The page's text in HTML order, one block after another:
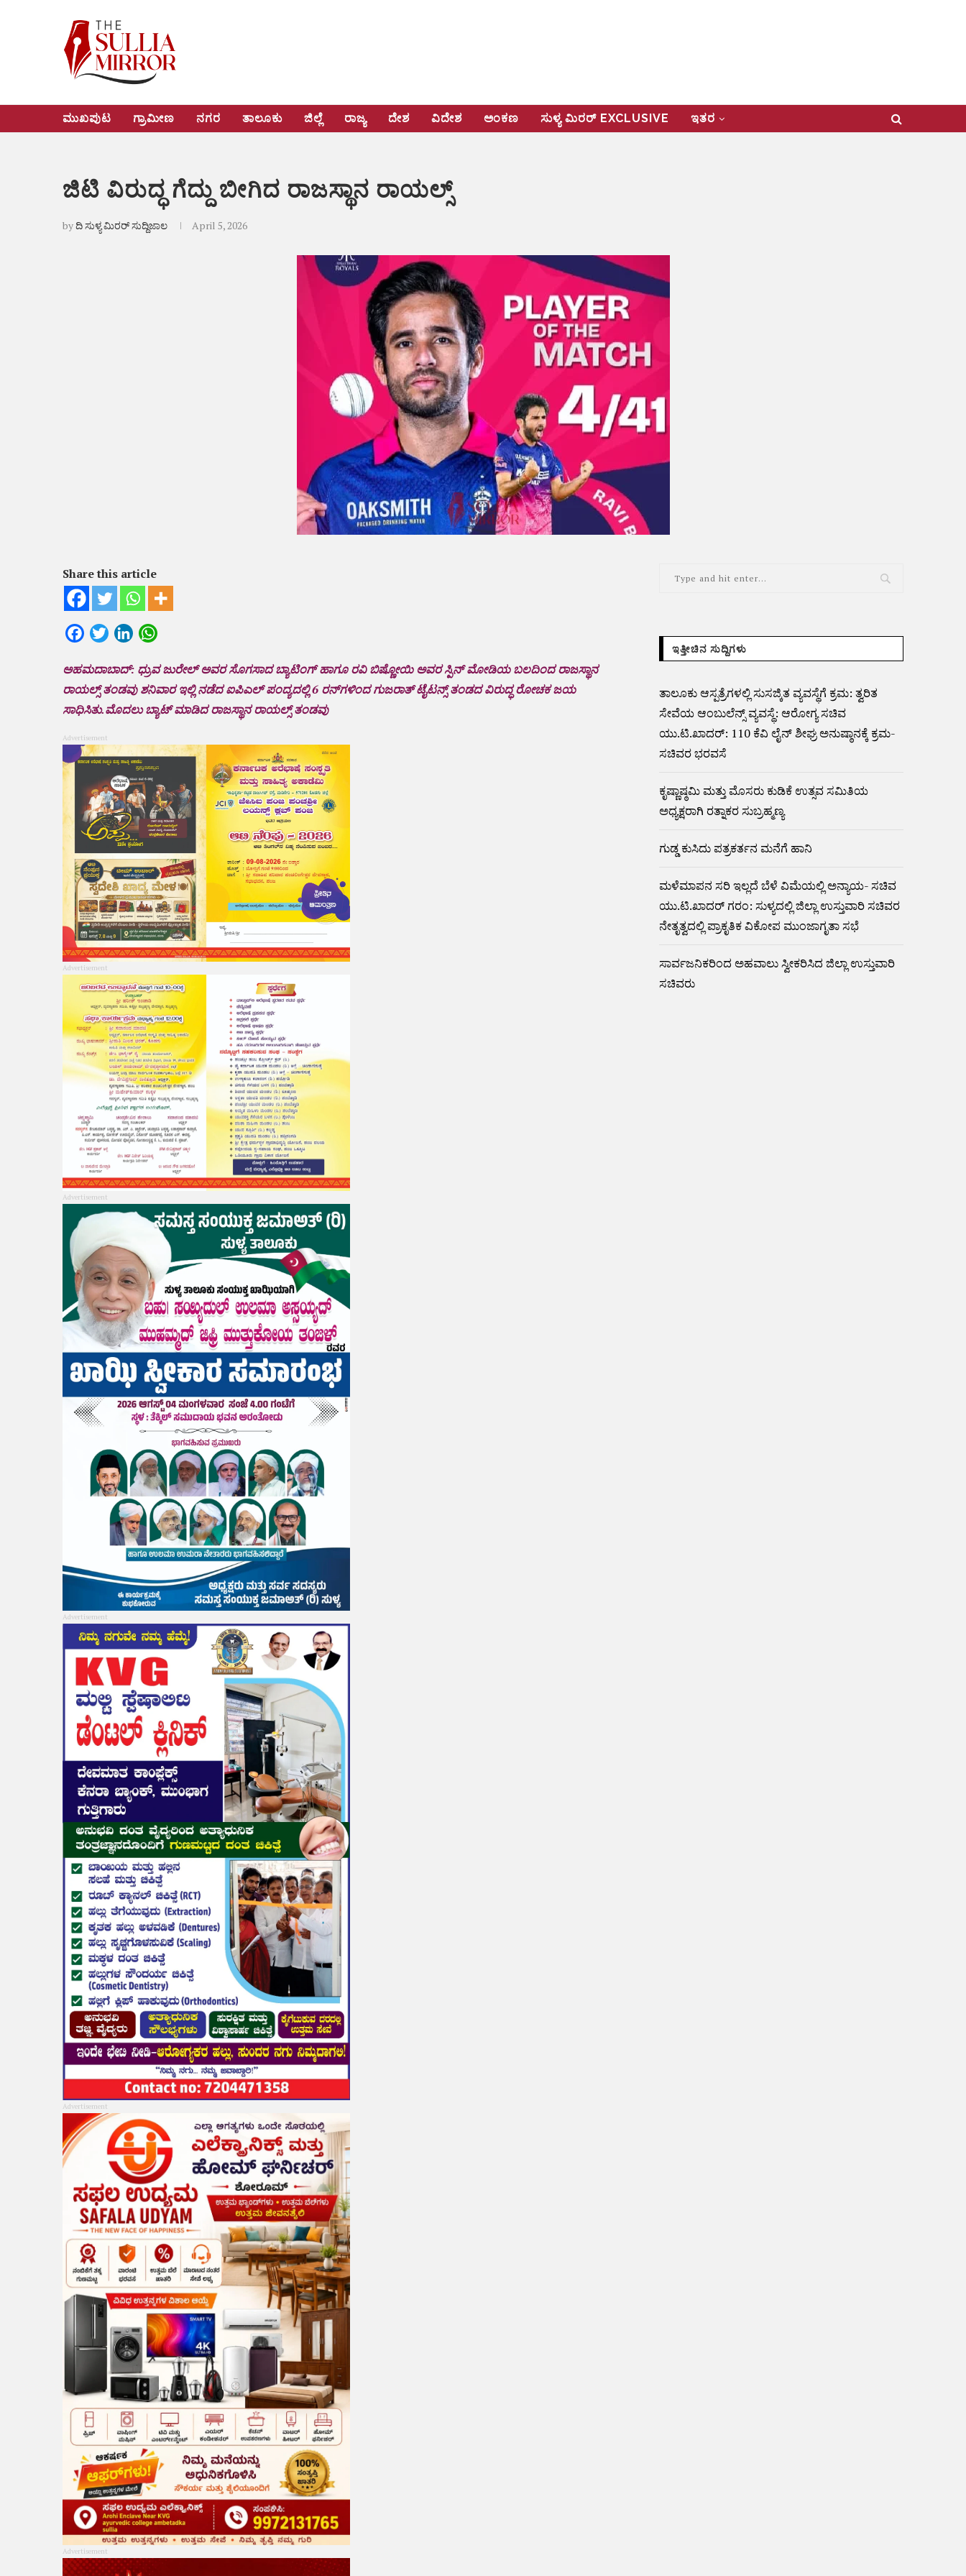
ಮುಖಪುಟ ಗ್ರಾಮೀಣ ನಗರ ತಾಲೂಕು ಜಿಲ್ಲೆ ರಾಜ್ಯ ದೇಶ ವಿದೇಶ ಅಂಕಣ ಸುಳ್ಯ ಮಿರರ್‌ EXCLUSIVE ಇತರ
ಜಿಟಿ ವಿರುದ್ಧ ಗೆದ್ದು ಬೀಗಿದ ರಾಜಸ್ಥಾನ ರಾಯಲ್ಸ್
byದಿ ಸುಳ್ಯ ಮಿರರ್ ಸುದ್ದಿಜಾಲ April 5, 2026
Share this article
FacebookTwitterLinkedIn
ಅಹಮದಾಬಾದ್: ಧ್ರುವ ಜುರೇಲ್ ಅವರ ಸೊಗಸಾದ ಬ್ಯಾಟಿಂಗ್ ಹಾಗೂ ರವಿ ಬಿಷ್ಣೋಯಿ ಅವರ ಸ್ಪಿನ್‌ ಮೋಡಿಯ ಬಲದಿಂದ ರಾಜಸ್ಥಾನ
ರಾಯಲ್ಸ್ ತಂಡವು ಶನಿವಾರ ಇಲ್ಲಿ ನಡೆದ ಐಪಿಎಲ್ ಪಂದ್ಯದಲ್ಲಿ 6 ರನ್‌ಗಳಿಂದ ಗುಜರಾತ್ ಟೈಟನ್ಸ್‌ ತಂಡದ ವಿರುದ್ಧ ರೋಚಕ ಜಯ
ಸಾಧಿಸಿತು.ಮೊದಲು ಬ್ಯಾಟ್ ಮಾಡಿದ ರಾಜಸ್ಥಾನ ರಾಯಲ್ಸ್ ತಂಡವು
Advertisement
Advertisement
Advertisement
Advertisement
Advertisement
Advertisement
ಇತ್ತೀಚಿನ ಸುದ್ದಿಗಳು
ತಾಲೂಕು ಆಸ್ಪತ್ರೆಗಳಲ್ಲಿ ಸುಸಜ್ಕಿತ ವ್ಯವಸ್ಥೆಗೆ ಕ್ರಮ: ತ್ವರಿತ
ಸೇವೆಯ ಆಂಬುಲೆನ್ಸ್ ವ್ಯವಸ್ಥೆ: ಆರೋಗ್ಯ ಸಚಿವ
ಯು.ಟಿ.ಖಾದರ್: 110 ಕೆವಿ ಲೈನ್ ಶೀಘ್ರ ಅನುಷ್ಠಾನಕ್ಕೆ ಕ್ರಮ-
ಸಚಿವರ ಭರವಸೆ
ಕೃಷ್ಣಾಷ್ಠಮಿ ಮತ್ತು ಮೊಸರು ಕುಡಿಕೆ ಉತ್ಸವ ಸಮಿತಿಯ
ಅಧ್ಯಕ್ಷರಾಗಿ ರತ್ನಾಕರ ಸುಬ್ರಹ್ಮಣ್ಯ
ಗುಡ್ಡ ಕುಸಿದು ಪತ್ರಕರ್ತನ ಮನೆಗೆ ಹಾನಿ
ಮಳೆಮಾಪನ ಸರಿ ಇಲ್ಲದೆ ಬೆಳೆ ವಿಮೆಯಲ್ಲಿ ಅನ್ಯಾಯ- ಸಚಿವ
ಯು.ಟಿ.ಖಾದರ್ ಗರಂ: ಸುಳ್ಯದಲ್ಲಿ ಜಿಲ್ಲಾ ಉಸ್ತುವಾರಿ ಸಚಿವರ
ನೇತೃತ್ವದಲ್ಲಿ ಪ್ರಾಕೃತಿಕ ವಿಕೋಪ ಮುಂಜಾಗೃತಾ ಸಭೆ
ಸಾರ್ವಜನಿಕರಿಂದ ಅಹವಾಲು ಸ್ವೀಕರಿಸಿದ ಜಿಲ್ಲಾ ಉಸ್ತುವಾರಿ
ಸಚಿವರು